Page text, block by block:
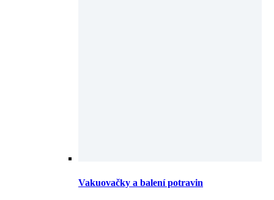
Vakuovačky a balení potravin